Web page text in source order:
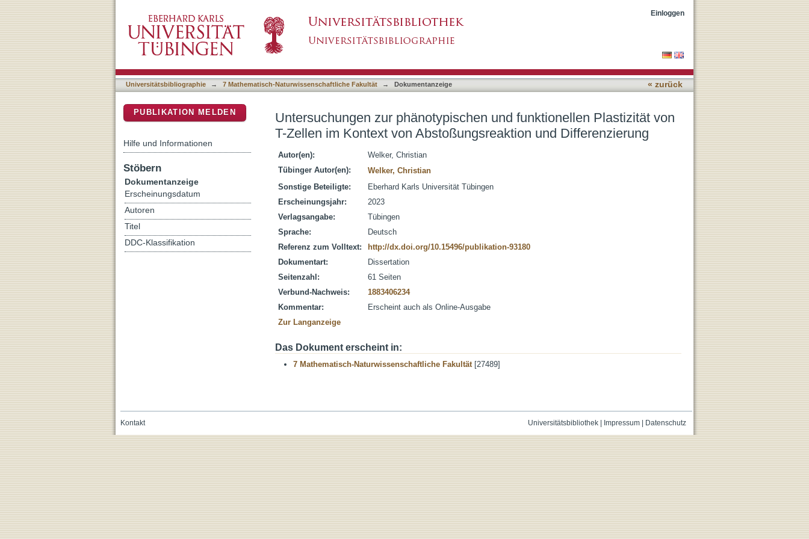
Untersuchungen zur phänotypischen und funktionellen Plastizität von T-Zellen im Kontext von
Abstoßungsreaktion und Differenzierung
Einloggen
Universitätsbibliographie → 7 Mathematisch-Naturwissenschaftliche Fakultät → Dokumentanzeige « zurück
Untersuchungen zur phänotypischen und funktionellen Plastizität von
T-Zellen im Kontext von Abstoßungsreaktion und Differenzierung
Autor(en):
Welker, Christian
Tübinger Autor(en):
Welker, Christian
Sonstige Beteiligte:
Eberhard Karls Universität Tübingen
Erscheinungsjahr:
2023
Verlagsangabe:
Tübingen
Sprache:
Deutsch
Referenz zum Volltext:
http://dx.doi.org/10.15496/publikation-93180
Dokumentart:
Dissertation
Seitenzahl:
61 Seiten
Verbund-Nachweis:
1883406234
Kommentar:
Erscheint auch als Online-Ausgabe
Zur Langanzeige
Das Dokument erscheint in:
7 Mathematisch-Naturwissenschaftliche Fakultät[27489]
PUBLIKATION MELDEN
Hilfe und Informationen
Stöbern
Dokumentanzeige
Erscheinungsdatum
Autoren
Titel
DDC-Klassifikation
Universitätsbibliothek| Impressum| Datenschutz
Kontakt